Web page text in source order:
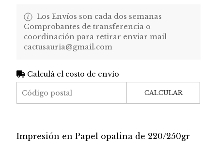
Los Envíos son cada dos semanas
Comprobantes de transferencia o
coordinación para retirar enviar mail
cactusauria@gmail.com
Calculá el costo de envío
CALCULAR
Impresión en Papel opalina de 220/250gr